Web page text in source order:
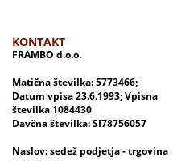
KONTAKT
FRAMBO d.o.o.
Matična številka: 5773466;
Datum vpisa 23.6.1993; Vpisna
številka 1084430
Davčna številka: SI78756057
Naslov: sedež podjetja - trgovina